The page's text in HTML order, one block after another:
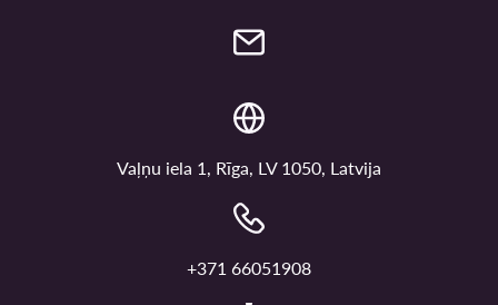
Vaļņu iela 1, Rīga, LV 1050, Latvija
+371 66051908